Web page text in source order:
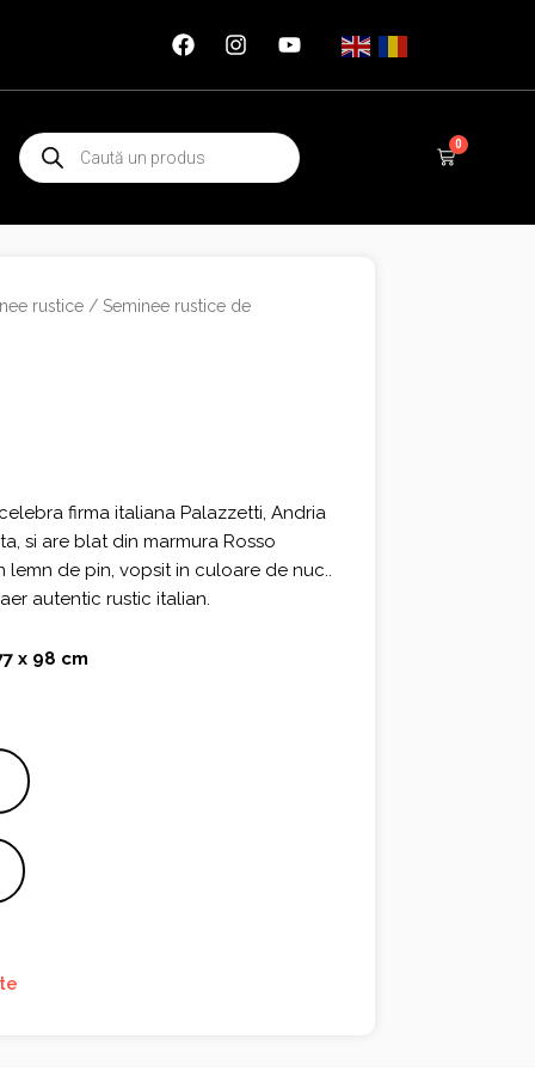
Products
search
0
Cart
rustice / Seminee rustice de
firma italiana Palazzetti, Andria
si are blat din marmura Rosso
lemn de pin, vopsit in culoare de nuc..
autentic rustic italian.
x 98 cm